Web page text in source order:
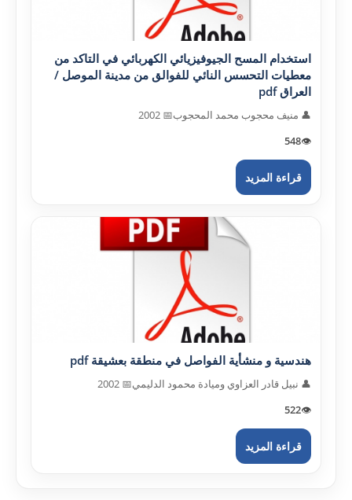
استخدام المسح الجيوفيزيائي الكهربائي في التاكد من
معطيات التحسس النائي للفوالق من مدينة الموصل /
العراق pdf
👤 منيف محجوب محمد المحجوب📅 2002
👁️
548
قراءة المزيد
هندسية و منشأية الفواصل في منطقة بعشيقة pdf
👤 نبيل قادر العزاوي وميادة محمود الدليمي📅 2002
👁️
522
قراءة المزيد